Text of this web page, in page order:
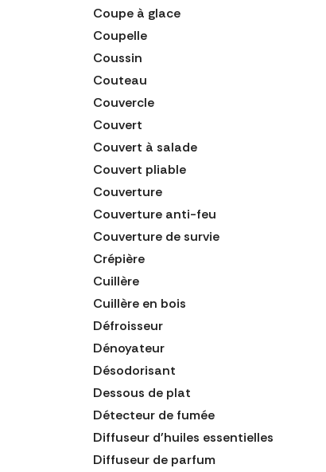
Coupe à glace
Coupelle
Coussin
Couteau
Couvercle
Couvert
Couvert à salade
Couvert pliable
Couverture
Couverture anti-feu
Couverture de survie
Crépière
Cuillère
Cuillère en bois
Défroisseur
Dénoyateur
Désodorisant
Dessous de plat
Détecteur de fumée
Diffuseur d'huiles essentielles
Diffuseur de parfum